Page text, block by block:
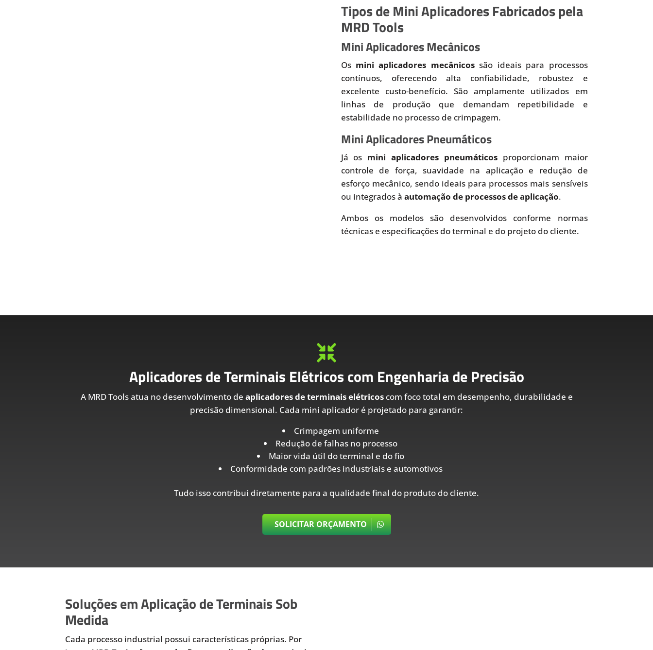
Tipos de Mini Aplicadores Fabricados pela
MRD Tools
Mini Aplicadores Mecânicos
Os mini aplicadores mecânicossão ideais para processos
contínuos, oferecendo alta confiabilidade, robustez e
excelente custo-benefício. São amplamente utilizados em
linhas de produção que demandam repetibilidade e
estabilidade no processo de crimpagem.
Mini Aplicadores Pneumáticos
Já os mini aplicadores pneumáticosproporcionam maior
controle de força, suavidade na aplicação e redução de
esforço mecânico, sendo ideais para processos mais sensíveis
ou integrados à automação de processos de aplicação.
Ambos os modelos são desenvolvidos conforme normas
técnicas e especificações do terminal e do projeto do cliente.

Aplicadores de Terminais Elétricos com Engenharia de Precisão
A MRD Tools atua no desenvolvimento de aplicadores de terminais elétricoscom foco total em desempenho, durabilidade e
precisão dimensional. Cada mini aplicador é projetado para garantir:
Crimpagem uniforme
Redução de falhas no processo
Maior vida útil do terminal e do fio
Conformidade com padrões industriais e automotivos
Tudo isso contribui diretamente para a qualidade final do produto do cliente.
SOLICITAR ORÇAMENTO
Soluções em Aplicação de Terminais Sob
Medida
Cada processo industrial possui características próprias. Por